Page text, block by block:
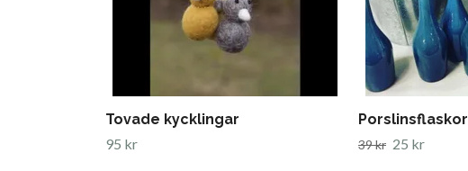
Tovade kycklingar
95 kr
Porslinsflaskor
39 kr 25 kr